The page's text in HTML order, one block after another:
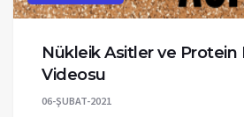
Nükleik Asitler ve Protein
Videosu
06-ŞUBAT-2021